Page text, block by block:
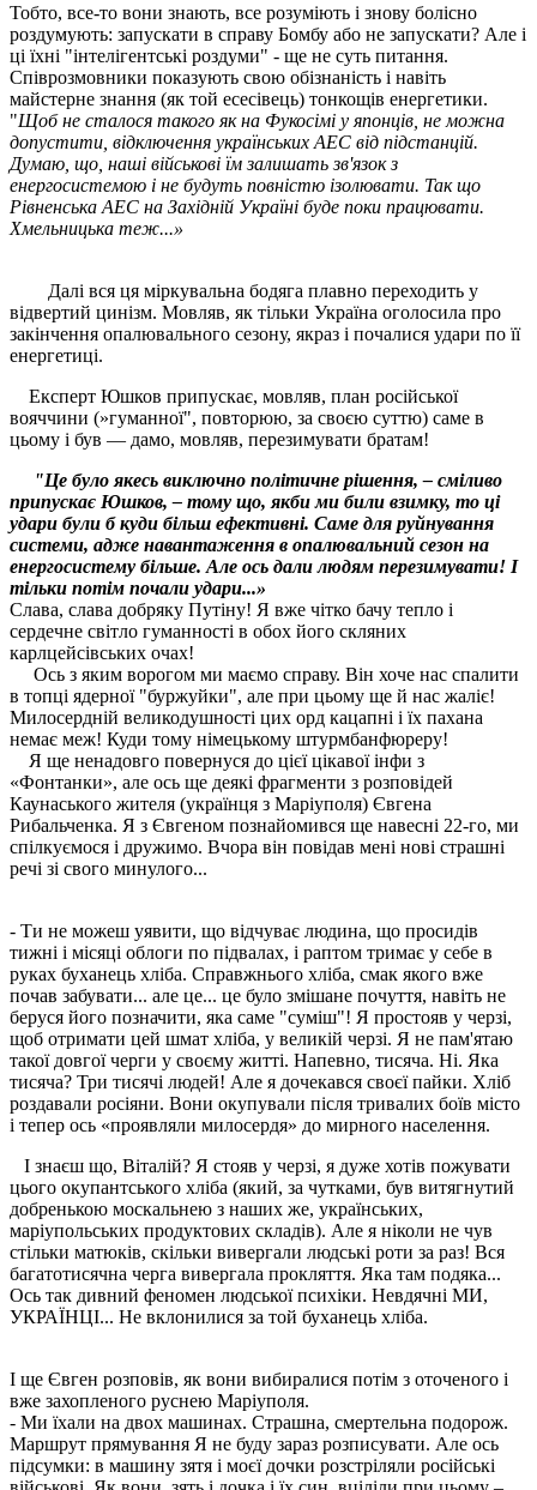
Тобто, все-то вони знають, все розуміють і знову болісно
роздумують: запускати в справу Бомбу або не запускати? Але і
ці їхні "інтелігентські роздуми" - ще не суть питання.
Співрозмовники показують свою обізнаність і навіть
майстерне знання (як той есесівець) тонкощів енергетики.
"Щоб не сталося такого як на Фукосімі у японців, не можна
допустити, відключення українських АЕС від підстанцій.
Думаю, що, наші військові їм залишать зв'язок з
енергосистемою і не будуть повністю ізолювати. Так що
Рівненська АЕС на Західній Україні буде поки працювати.
Хмельницька теж...»
Далі вся ця міркувальна бодяга плавно переходить у
відвертий цинізм. Мовляв, як тільки Україна оголосила про
закінчення опалювального сезону, якраз і почалися удари по її
енергетиці.
Експерт Юшков припускає, мовляв, план російської
вояччини (»гуманної", повторюю, за своєю суттю) саме в
цьому і був — дамо, мовляв, перезимувати братам!
"Це було якесь виключно політичне рішення, – сміливо
припускає Юшков, – тому що, якби ми били взимку, то ці
удари були б куди більш ефективні. Саме для руйнування
системи, адже навантаження в опалювальний сезон на
енергосистему більше. Але ось дали людям перезимувати! І
тільки потім почали удари...»
Слава, слава добряку Путіну! Я вже чітко бачу тепло і
сердечне світло гуманності в обох його скляних
карлцейсівських очах!
Ось з яким ворогом ми маємо справу. Він хоче нас спалити
в топці ядерної "буржуйки", але при цьому ще й нас жаліє!
Милосердній великодушності цих орд кацапні і їх пахана
немає меж! Куди тому німецькому штурмбанфюреру!
Я ще ненадовго повернуся до цієї цікавої інфи з
«Фонтанки», але ось ще деякі фрагменти з розповідей
Каунаського жителя (українця з Маріуполя) Євгена
Рибальченка. Я з Євгеном познайомився ще навесні 22-го, ми
спілкуємося і дружимо. Вчора він повідав мені нові страшні
речі зі свого минулого...
- Ти не можеш уявити, що відчуває людина, що просидів
тижні і місяці облоги по підвалах, і раптом тримає у себе в
руках буханець хліба. Справжнього хліба, смак якого вже
почав забувати... але це... це було змішане почуття, навіть не
беруся його позначити, яка саме "суміш"! Я простояв у черзі,
щоб отримати цей шмат хліба, у великій черзі. Я не пам'ятаю
такої довгої черги у своєму житті. Напевно, тисяча. Ні. Яка
тисяча? Три тисячі людей! Але я дочекався своєї пайки. Хліб
роздавали росіяни. Вони окупували після тривалих боїв місто
і тепер ось «проявляли милосердя» до мирного населення.
І знаєш що, Віталій? Я стояв у черзі, я дуже хотів пожувати
цього окупантського хліба (який, за чутками, був витягнутий
добренькою москальнею з наших же, українських,
маріупольських продуктових складів). Але я ніколи не чув
стільки матюків, скільки вивергали людські роти за раз! Вся
багатотисячна черга вивергала прокляття. Яка там подяка...
Ось так дивний феномен людської психіки. Невдячні МИ,
УКРАЇНЦІ... Не вклонилися за той буханець хліба.
І ще Євген розповів, як вони вибиралися потім з оточеного і
вже захопленого руснею Маріуполя.
- Ми їхали на двох машинах. Страшна, смертельна подорож.
Маршрут прямування Я не буду зараз розписувати. Але ось
підсумки: в машину зятя і моєї дочки розстріляли російські